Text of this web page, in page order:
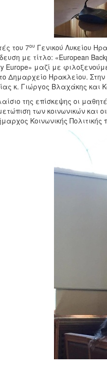
του 7ου Γενικού Λυκείου
με τίτλο: «European
Europe» μαζί με
Δημαρχείο Ηρακλείου. Στην
κ. Γιώργος Βλαχάκης και
της επίσκεψης οι
των κοινωνικών και
Κοινωνικής